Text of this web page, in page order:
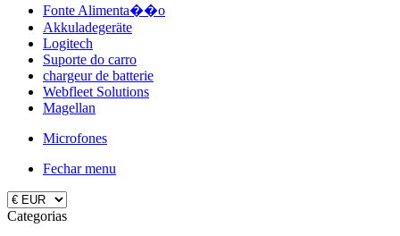
Fonte Alimenta��o
Akkuladegeräte
Logitech
Suporte do carro
chargeur de batterie
Webfleet Solutions
Magellan
Microfones
Fechar menu
Categorias